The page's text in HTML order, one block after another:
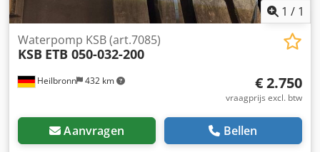
1 / 1
Heilbronn 432 km
Waterpomp KSB (art.7085)
KSB ETB 050-032-200
€ 2.750
vraagprijs excl. btw
Aanvragen Bellen